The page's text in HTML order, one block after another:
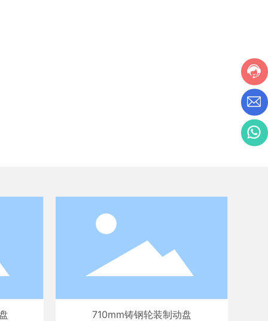
710mm铸钢轮装制动盘